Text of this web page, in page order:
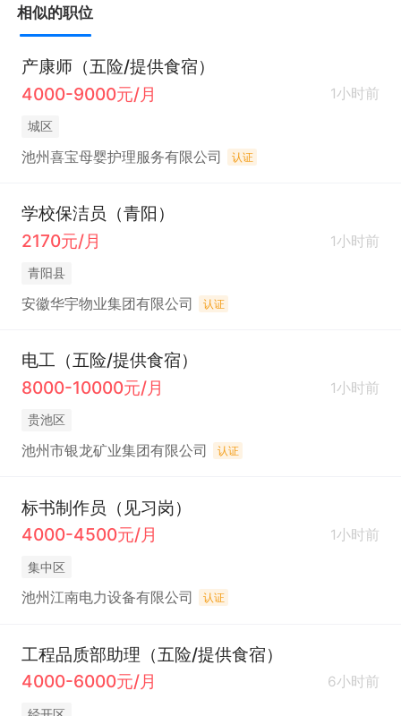
相似的职位
产康师（五险/提供食宿）
4000-9000元/月
1小时前
城区
池州喜宝母婴护理服务有限公司 认证
学校保洁员（青阳）
2170元/月
1小时前
青阳县
安徽华宇物业集团有限公司 认证
电工（五险/提供食宿）
8000-10000元/月
1小时前
贵池区
池州市银龙矿业集团有限公司 认证
标书制作员（见习岗）
4000-4500元/月
1小时前
集中区
池州江南电力设备有限公司 认证
工程品质部助理（五险/提供食宿）
4000-6000元/月
6小时前